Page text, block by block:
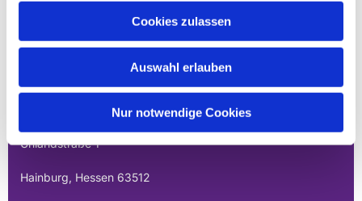
Cookies zulassen
Auswahl erlauben
Nur notwendige Cookies
EVANGELISCHE
GESAMTKIRCHENGEMEINDE DER
MAINPERLEN
Uhlandstraße 1
Hainburg, Hessen 63512